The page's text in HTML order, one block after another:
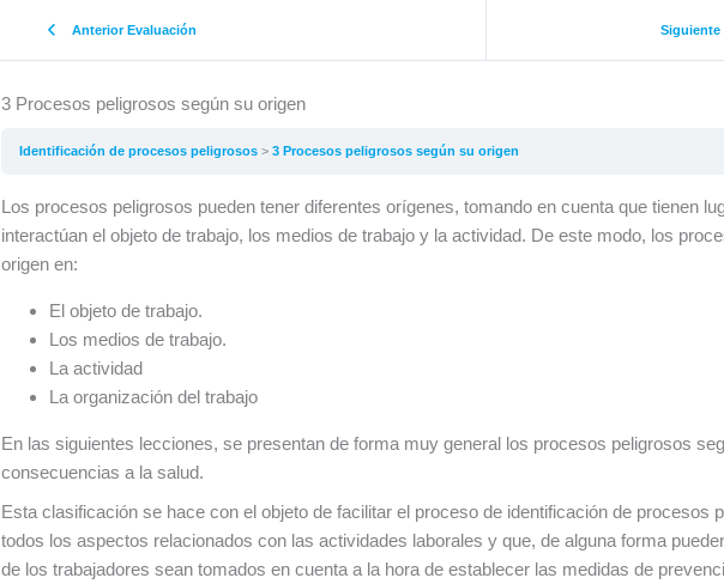
Anterior Evaluación Siguiente
3 Procesos peligrosos según su origen
Identificación de procesos peligrosos 3 Procesos peligrosos según su origen
Los procesos peligrosos pueden tener diferentes orígenes, tomando en cuenta que tienen
interactúan el objeto de trabajo, los medios de trabajo y la actividad. De este modo, los
origen en:
El objeto de trabajo.
Los medios de trabajo.
La actividad
La organización del trabajo
En las siguientes lecciones, se presentan de forma muy general los procesos peligrosos
consecuencias a la salud.
Esta clasificación se hace con el objeto de facilitar el proceso de identificación de procesos
todos los aspectos relacionados con las actividades laborales y que, de alguna forma
de los trabajadores sean tomados en cuenta a la hora de establecer las medidas de